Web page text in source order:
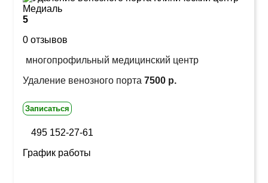
5
0 отзывов
многопрофильный медицинский центр
Удаление венозного порта 7500 р.
Записаться
495 152-27-61
График работы